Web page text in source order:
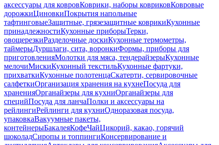
аксессуары для ковровКоврики, наборы ковриковКовровые
дорожкиЦиновкиПокрытия напольные
тафтинговыеЗащитные, грязезащитные коврикиКухонные
принадлежностиКухонные приборыТерки,
овощерезкиРазделочные доскиКухонные термометры,
таймерыДуршлаги, сита, воронкиФормы, приборы для
приготовленияМолотки для мяса, тендерайзерыКухонные
мелочиМискиКухонный текстильКухонные фартуки,
прихваткиКухонные полотенцаСкатерти, сервировочные
салфеткиОрганизация хранения на кухнеПосуда для
храненияОрганайзеры для кухниОрганайзеры для
специйПосуда для ланчаПолки и аксессуары на
рейлингиРейлинги для кухниОдноразовая посуда,
упаковкаВакуумные пакеты,
контейнерыБакалеяКофеЧайЦикорий, какао, горячий
шоколадСиропы и топпингиКонсервирование и